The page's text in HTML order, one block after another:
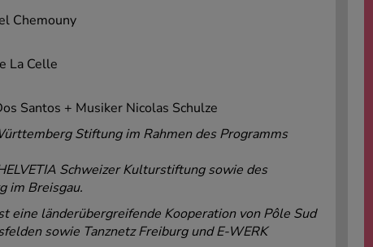
Chemouny
La Celle
Santos + Musiker Nicolas Schulze
Stiftung im Rahmen des Programms
Schweizer Kulturstiftung sowie des
im Breisgau.
eine länderübergreifende Kooperation von Pôle Sud
sowie Tanznetz Freiburg und E-WERK